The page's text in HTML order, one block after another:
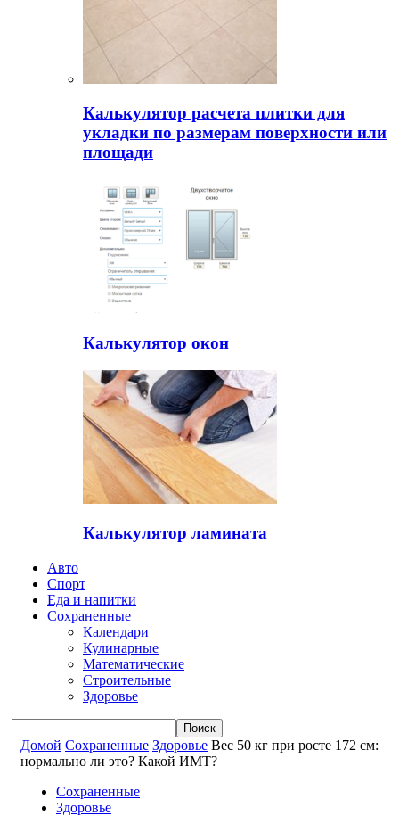
Калькулятор расчета плитки для
укладки по размерам поверхности или
площади
Калькулятор окон
Калькулятор ламината
Авто
Спорт
Еда и напитки
Сохраненные
Календари
Кулинарные
Математические
Строительные
Здоровье
Домой Сохраненные Здоровье Вес 50 кг при росте 172 см:
нормально ли это? Какой ИМТ?
Сохраненные
Здоровье